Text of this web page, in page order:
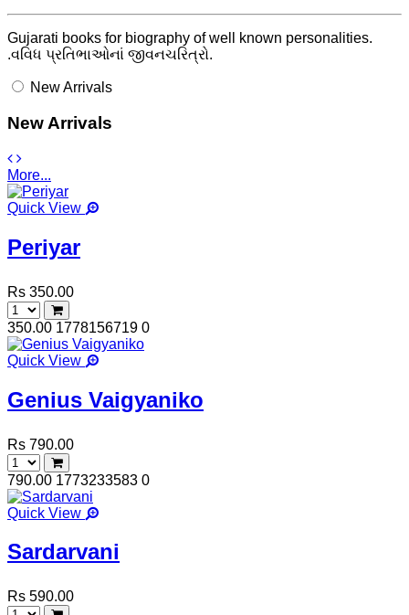
Gujarati books for biography of well known personalities.
.વવિધ પ્રતિભાઓનાં જીવનચરિત્રો.
New Arrivals
New Arrivals
More...
Quick View
Periyar
Rs 350.00
350.00 1778156719 0
Quick View
Genius Vaigyaniko
Rs 790.00
790.00 1773233583 0
Quick View
Sardarvani
Rs 590.00